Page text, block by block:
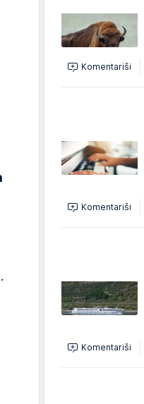
Komentariši
Komentariši
Komentariši